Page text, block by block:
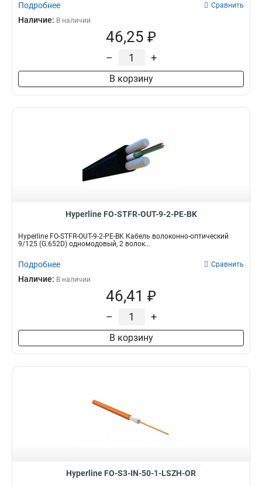
Подробнее Сравнить
Наличие: В наличии
46,25 ₽
– +
В корзину
Hyperline FO-STFR-OUT-9-2-PE-BK
Hyperline FO-STFR-OUT-9-2-PE-BK Кабель волоконно-оптический
9/125 (G.652D) одномодовый, 2 волок...
Подробнее Сравнить
Наличие: В наличии
46,41 ₽
– +
В корзину
Hyperline FO-S3-IN-50-1-LSZH-OR